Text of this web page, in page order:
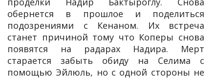
обернется в прошлое и поделиться
подозрениями с Кенаном. Их встреча
станет причиной тому что Коперы снова
появятся на радарах Надира. Мерт
старается забыть обиду на Селима с
помощью Эйлюль, но с одной стороны не